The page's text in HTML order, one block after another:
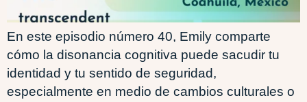
En este episodio número 40, Emily comparte
cómo la disonancia cognitiva puede sacudir tu
identidad y tu sentido de seguridad,
especialmente en medio de cambios culturales o